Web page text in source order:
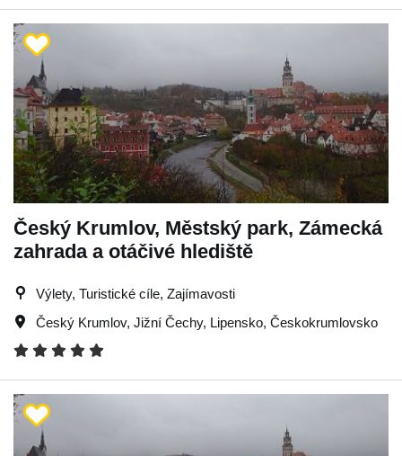
Český Krumlov, Městský park, Zámecká
zahrada a otáčivé hlediště
Výlety, Turistické cíle, Zajímavosti
Český Krumlov, Jižní Čechy, Lipensko, Českokrumlovsko